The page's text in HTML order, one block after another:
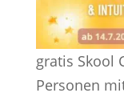
gratis Skool
Personen